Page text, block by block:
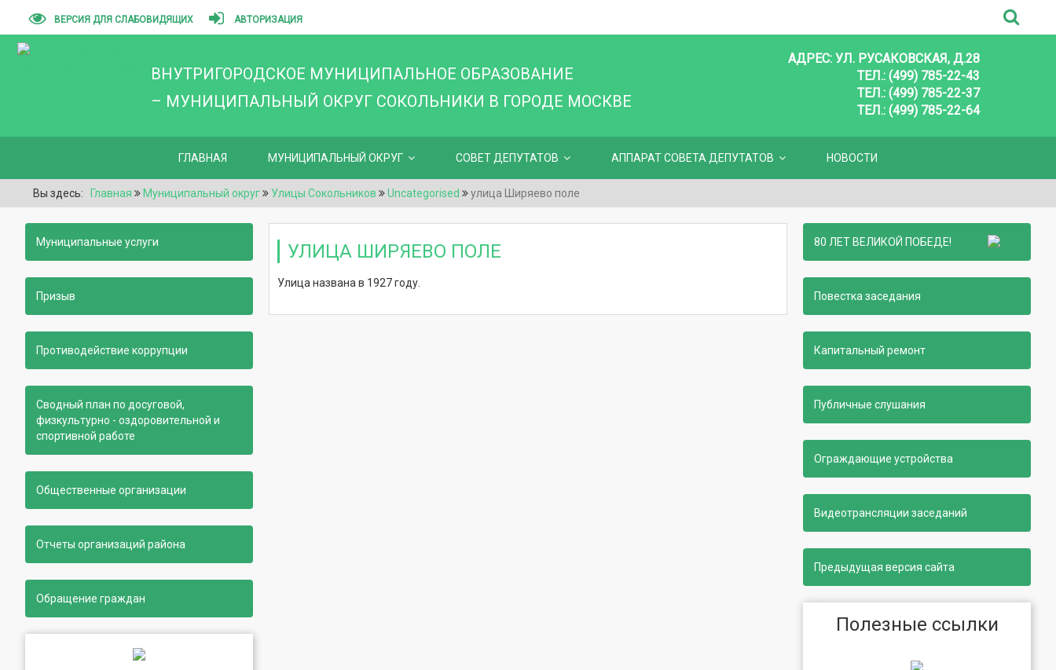
ВЕРСИЯ ДЛЯ СЛАБОВИДЯЩИХ АВТОРИЗАЦИЯ
ВНУТРИГОРОДСКОЕ МУНИЦИПАЛЬНОЕ ОБРАЗОВАНИЕ
– МУНИЦИПАЛЬНЫЙ ОКРУГ СОКОЛЬНИКИ В ГОРОДЕ МОСКВЕ
АДРЕС: УЛ. РУСАКОВСКАЯ, Д.28
ТЕЛ.: (499) 785-22-43
ТЕЛ.: (499) 785-22-37
ТЕЛ.: (499) 785-22-64
ГЛАВНАЯ МУНИЦИПАЛЬНЫЙ ОКРУГ СОВЕТ ДЕПУТАТОВ АППАРАТ СОВЕТА ДЕПУТАТОВ НОВОСТИ
Вы здесь: Главная Муниципальный округ Улицы Сокольников Uncategorised улица Ширяево поле
Муниципальные услуги
Призыв
Противодействие коррупции
Сводный план по досуговой,
физкультурно - оздоровительной и
спортивной работе
Общественные организации
Отчеты организаций района
Обращение граждан
УЛИЦА ШИРЯЕВО ПОЛЕ
Улица названа в 1927 году.
80 ЛЕТ ВЕЛИКОЙ ПОБЕДЕ!
Повестка заседания
Капитальный ремонт
Публичные слушания
Ограждающие устройства
Видеотрансляции заседаний
Предыдущая версия сайта
Полезные ссылки